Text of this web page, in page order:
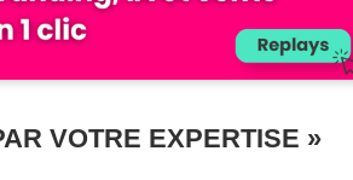
VOTRE EXPERTISE »